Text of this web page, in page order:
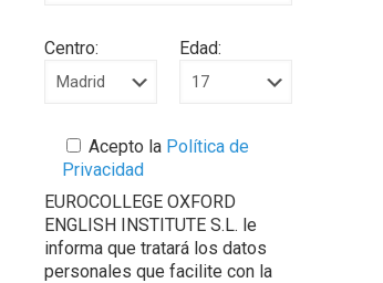
Centro: Edad:
Acepto laPolítica de
Privacidad
EUROCOLLEGE OXFORD
ENGLISH INSTITUTE S.L. le
informa que tratará los datos
personales que facilite con la